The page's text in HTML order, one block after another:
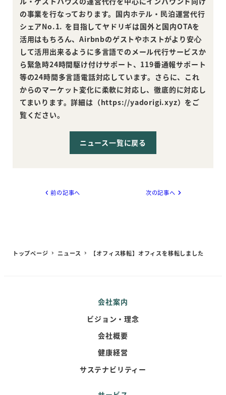
の事業を行なっております。国内ホテル・⺠泊運営代行
シェアNo.1. を目指してヤドリギは国外と国内OTAを
活用はもちろん、Airbnbのゲストやホストがより安⼼
して活⽤出来るように多言語でのメール代行サービスか
ら緊急時24時間駆け付けサポート、119番通報サポート
等の24時間多言語電話対応しています。さらに、これ
からのマーケット変化に柔軟に対応し、徹底的に対応し
てまいります。詳細は（https://yadorigi.xyz）をご
覧ください。
ニュース一覧に戻る
前の記事へ 次の記事へ
トップページ ニュース 【オフィス移転】オフィスを移転しました
会社案内
ビジョン・理念
会社概要
健康経営
サステナビリティー